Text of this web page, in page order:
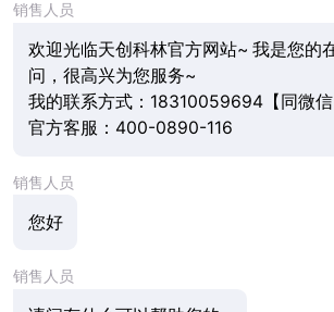
销售人员
欢迎光临天创科林官方网站~ 我是您的
问，很高兴为您服务~
我的联系方式：18310059694【同微信
官方客服：400-0890-116
销售人员
您好
销售人员